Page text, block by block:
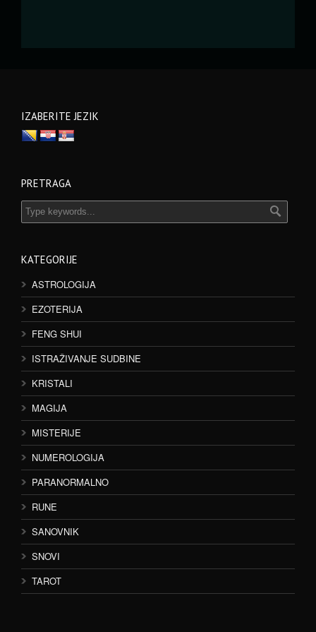
IZABERITE JEZIK
PRETRAGA
KATEGORIJE
ASTROLOGIJA
EZOTERIJA
FENG SHUI
ISTRAŽIVANJE SUDBINE
KRISTALI
MAGIJA
MISTERIJE
NUMEROLOGIJA
PARANORMALNO
RUNE
SANOVNIK
SNOVI
TAROT